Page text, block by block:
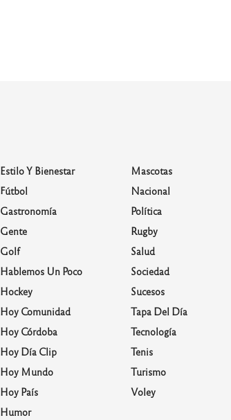
Estilo Y Bienestar
Fútbol
Gastronomía
Gente
Golf
Hablemos Un Poco
Hockey
Hoy Comunidad
Hoy Córdoba
Hoy Día Clip
Hoy Mundo
Hoy País
Humor
Mascotas
Nacional
Política
Rugby
Salud
Sociedad
Sucesos
Tapa Del Día
Tecnología
Tenis
Turismo
Voley